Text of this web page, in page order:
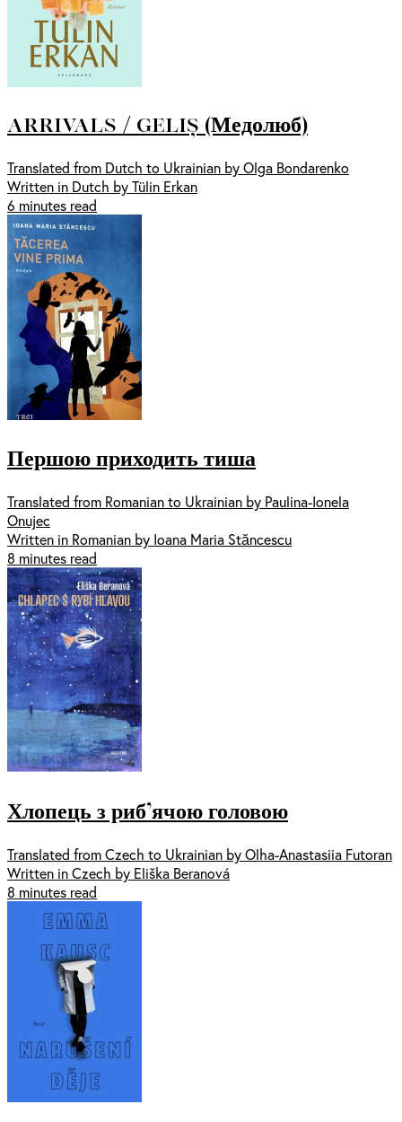
ARRIVALS / GELIȘ (Медолюб)
Translated from Dutch to Ukrainian by Olga Bondarenko
Written in Dutch by Tülin Erkan
6 minutes read
Першою приходить тиша
Translated from Romanian to Ukrainian by Paulina-Ionela
Onujec
Written in Romanian by Ioana Maria Stăncescu
8 minutes read
Хлопець з риб’ячою головою
Translated from Czech to Ukrainian by Olha-Anastasiia Futoran
Written in Czech by Eliška Beranová
8 minutes read